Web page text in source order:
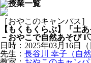
［おやこのキャンパス］
【もくもくらぶ】「土
－おやこで自然あそび
日時：2025年03月16日（
先生： 長谷川 幸子（自